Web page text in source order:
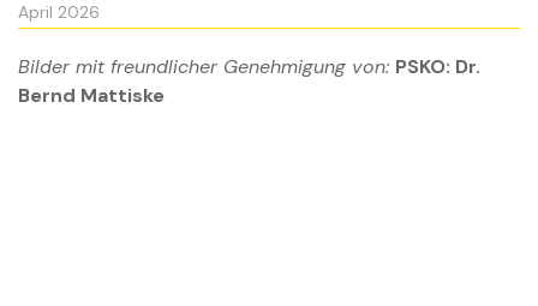
April 2026
Bilder mit freundlicher Genehmigung von: PSKO: Dr.
Bernd Mattiske